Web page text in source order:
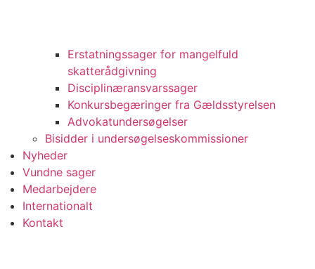
Erstatningssager for mangelfuld
skatterådgivning
Disciplinæransvarssager
Konkursbegæringer fra Gældsstyrelsen
Advokatundersøgelser
Bisidder i undersøgelseskommissioner
Nyheder
Vundne sager
Medarbejdere
Internationalt
Kontakt